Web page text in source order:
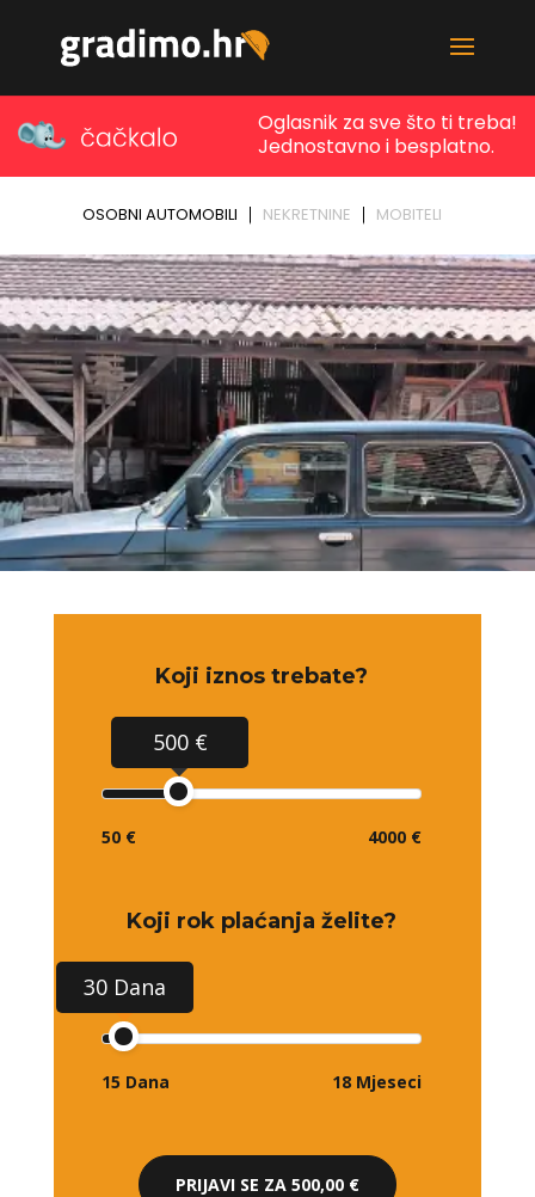
Koji iznos trebate?
500 €
50 € 4000 €
Koji rok plaćanja želite?
30 Dana
15 Dana 18 Mjeseci
PRIJAVI SE ZA 500,00 €